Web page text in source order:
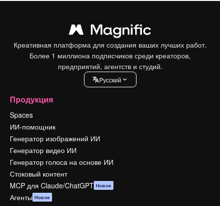
Креативная платформа для создания ваших лучших работ.
Более 1 миллиона подписчиков среди креаторов,
предприятий, агентств и студий.
Pусский
Продукция
Spaces
ИИ-помощник
Генератор изображений ИИ
Генератор видео ИИ
Генератор голоса на основе ИИ
Стоковый контент
MCP для Claude/ChatGPT Новое
Агенты Новое